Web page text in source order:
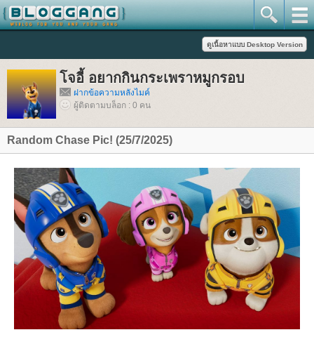
จอี้ อยากกินกระเพราหมูกรอบ
ฝากข้อความหลังไมค์
ผู้ติดตามบล็อก : 0 คน
Random Chase Pic! (25/7/2025)